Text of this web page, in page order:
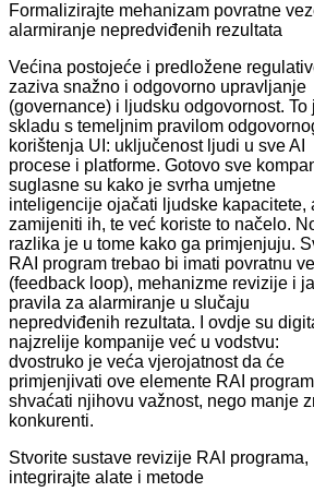
Formalizirajte mehanizam povratne
alarmiranje nepredviđenih rezultata
Većina postojeće i predložene
zaziva snažno i odgovorno upravljanje
(governance) i ljudsku odgovornost. To
skladu s temeljnim pravilom
korištenja UI: uključenost ljudi u sve AI
procese i platforme. Gotovo sve
suglasne su kako je svrha umjetne
inteligencije ojačati ljudske kapacitete,
zamijeniti ih, te već koriste to načelo.
razlika je u tome kako ga primjenjuju.
RAI program trebao bi imati povratnu
(feedback loop), mehanizme revizije i
pravila za alarmiranje u slučaju
nepredviđenih rezultata. I ovdje su
najzrelije kompanije već u vodstvu:
dvostruko je veća vjerojatnost da će
primjenjivati ove elemente RAI
shvaćati njihovu važnost, nego manje
konkurenti.
Stvorite sustave revizije RAI programa,
integrirajte alate i metode